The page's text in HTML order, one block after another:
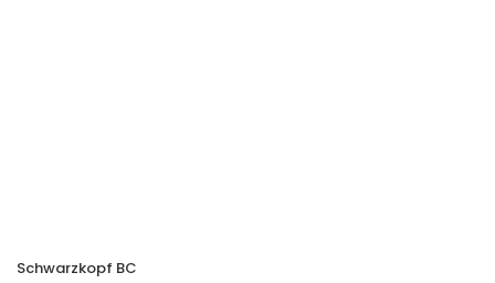
Schwarzkopf BC